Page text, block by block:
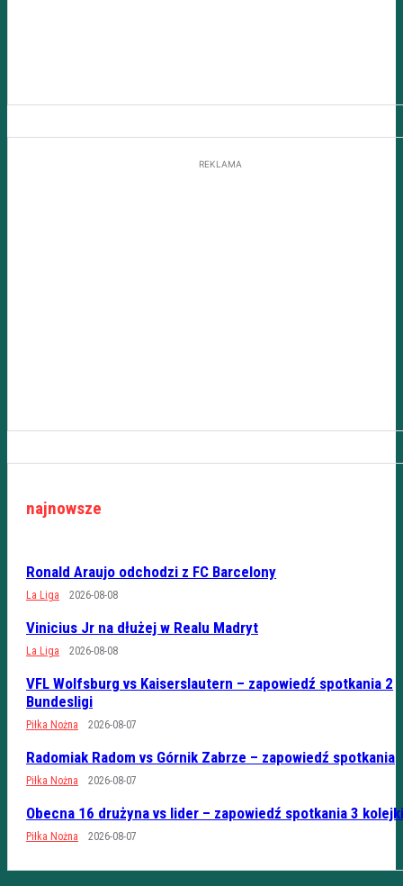
REKLAMA
najnowsze
Ronald Araujo odchodzi z FC Barcelony
La Liga 2026-08-08
Vinicius Jr na dłużej w Realu Madryt
La Liga 2026-08-08
VFL Wolfsburg vs Kaiserslautern – zapowiedź spotkania 2
Bundesligi
Piłka Nożna 2026-08-07
Radomiak Radom vs Górnik Zabrze – zapowiedź spotkania
Piłka Nożna 2026-08-07
Obecna 16 drużyna vs lider – zapowiedź spotkania 3 kolejki
Piłka Nożna 2026-08-07